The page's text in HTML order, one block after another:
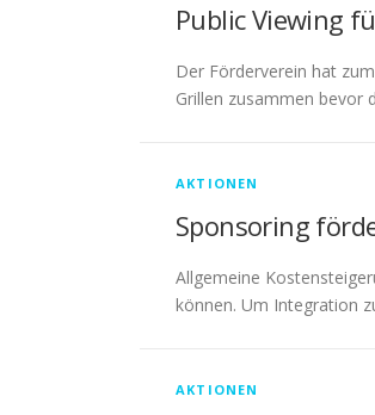
Public Viewing
Der Förderverein hat
Grillen zusammen bevor
AKTIONEN
Sponsoring
Allgemeine
können. Um Integration
AKTIONEN